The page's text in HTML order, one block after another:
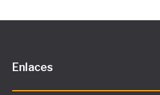
Enlaces